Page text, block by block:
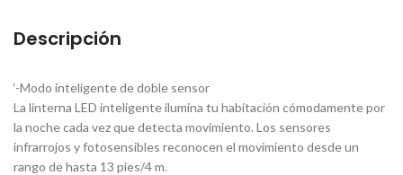
Descripción
‘-Modo inteligente de doble sensor
La linterna LED inteligente ilumina tu habitación cómodamente por
la noche cada vez que detecta movimiento. Los sensores
infrarrojos y fotosensibles reconocen el movimiento desde un
rango de hasta 13 pies/4 m.